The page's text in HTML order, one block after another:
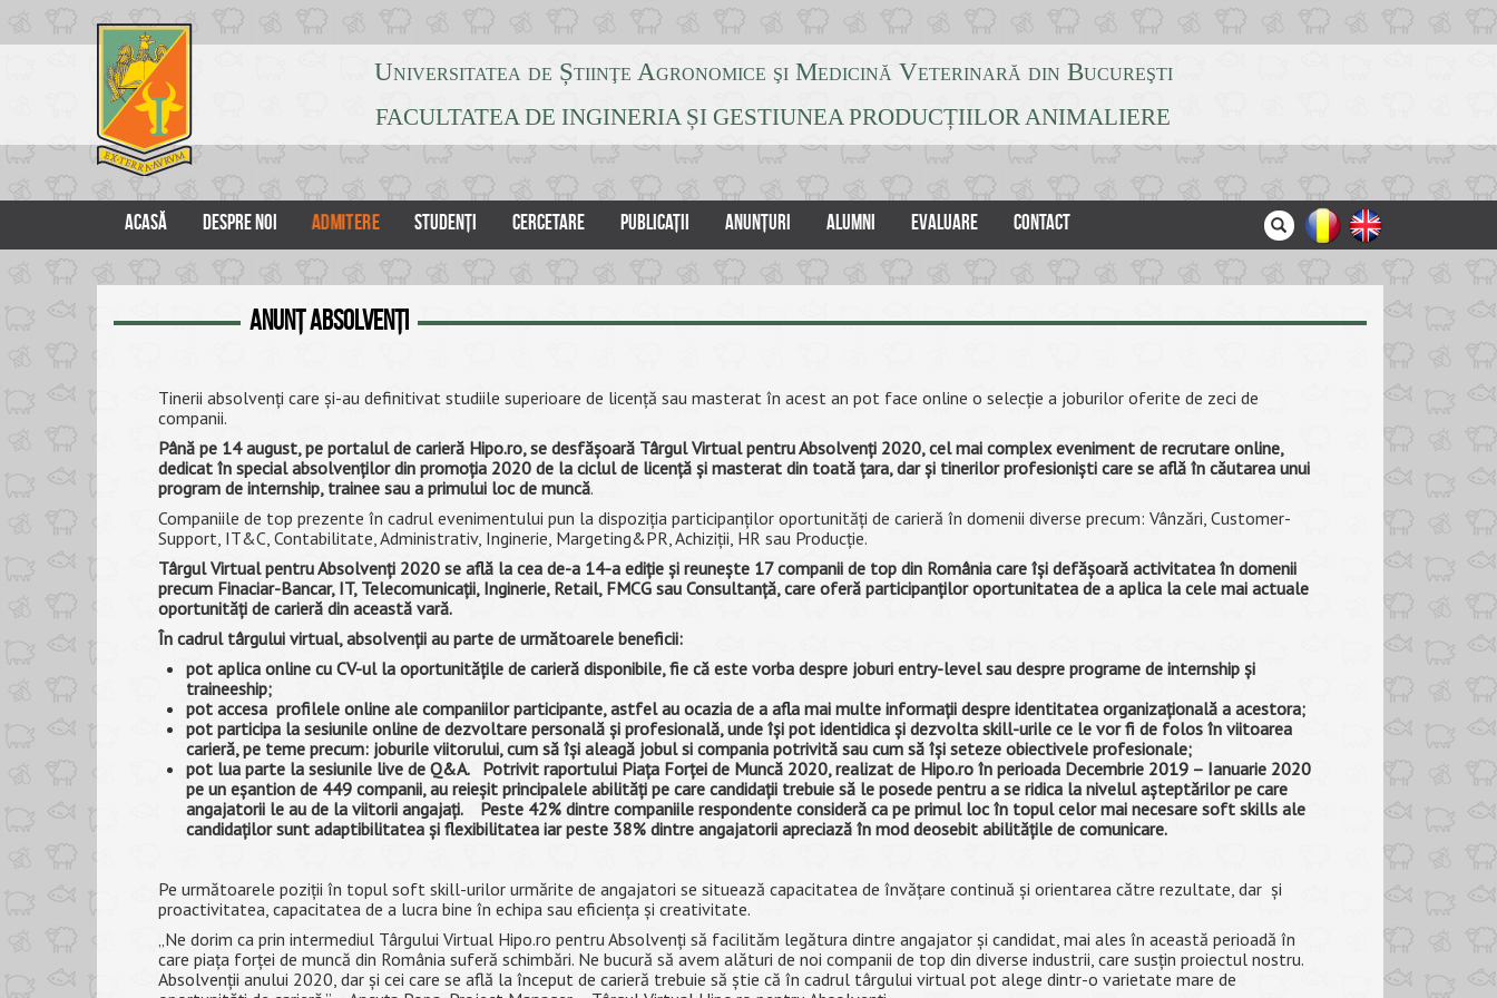
Universitatea de Știinţe Agronomice şi Medicină Veterinară din Bucureşti
FACULTATEA DE INGINERIA ȘI GESTIUNEA PRODUCȚIILOR ANIMALIERE
ACASĂ DESPRE NOI ADMITERE STUDENȚI CERCETARE PUBLICAȚII ANUNȚURI ALUMNI EVALUARE CONTACT
Anunț absolvenți
Tinerii absolvenţi care şi-au definitivat studiile superioare de licenţă sau masterat în acest an pot face online o selecţie a joburilor oferite de zeci de
companii.
Până pe 14 august, pe portalul de carieră Hipo.ro, se desfăşoară Târgul Virtual pentru Absolvenţi 2020, cel mai complex eveniment de recrutare online,
dedicat în special absolvenţilor din promoţia 2020 de la ciclul de licenţă şi masterat din toată ţara, dar şi tinerilor profesionişti care se află în căutarea unui
program de internship, trainee sau a primului loc de muncă.
Companiile de top prezente în cadrul evenimentului pun la dispoziţia participanţilor oportunităţi de carieră în domenii diverse precum: Vânzări, Customer-
Support, IT&C, Contabilitate, Administrativ, Inginerie, Margeting&PR, Achiziţii, HR sau Producţie.
Târgul Virtual pentru Absolvenţi 2020 se află la cea de-a 14-a ediţie şi reuneşte 17 companii de top din România care îşi defăşoară activitatea în domenii
precum Finaciar-Bancar, IT, Telecomunicaţii, Inginerie, Retail, FMCG sau Consultanţă, care oferă participanţilor oportunitatea de a aplica la cele mai actuale
oportunităţi de carieră din această vară.
În cadrul târgului virtual, absolvenţii au parte de următoarele beneficii:
pot aplica online cu CV-ul la oportunităţile de carieră disponibile, fie că este vorba despre joburi entry-level sau despre programe de internship şi
traineeship;
pot accesa profilele online ale companiilor participante, astfel au ocazia de a afla mai multe informaţii despre identitatea organizaţională a acestora;
pot participa la sesiunile online de dezvoltare personală şi profesională, unde îşi pot identidica şi dezvolta skill-urile ce le vor fi de folos în viitoarea
carieră, pe teme precum: joburile viitorului, cum să îşi aleagă jobul si compania potrivită sau cum să îşi seteze obiectivele profesionale;
pot lua parte la sesiunile live de Q&A. Potrivit raportului Piaţa Forţei de Muncă 2020, realizat de Hipo.ro în perioada Decembrie 2019 – Ianuarie 2020
pe un eşantion de 449 companii, au reieşit principalele abilităţi pe care candidaţii trebuie să le posede pentru a se ridica la nivelul aşteptărilor pe care
angajatorii le au de la viitorii angajaţi. Peste 42% dintre companiile respondente consideră ca pe primul loc în topul celor mai necesare soft skills ale
candidaţilor sunt adaptibilitatea şi flexibilitatea iar peste 38% dintre angajatorii apreciază în mod deosebit abilităţile de comunicare.
Pe următoarele poziţii în topul soft skill-urilor urmărite de angajatori se situează capacitatea de învăţare continuă şi orientarea către rezultate, dar şi
proactivitatea, capacitatea de a lucra bine în echipa sau eficienţa şi creativitate.
„Ne dorim ca prin intermediul Târgului Virtual Hipo.ro pentru Absolvenţi să facilităm legătura dintre angajator şi candidat, mai ales în această perioadă în
care piaţa forţei de muncă din România suferă schimbări. Ne bucură să avem alături de noi companii de top din diverse industrii, care susţin proiectul nostru.
Absolvenţii anului 2020, dar şi cei care se află la început de carieră trebuie să ştie că în cadrul târgului virtual pot alege dintr-o varietate mare de